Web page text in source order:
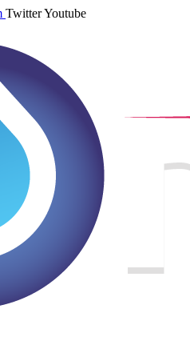
TwitterYoutube